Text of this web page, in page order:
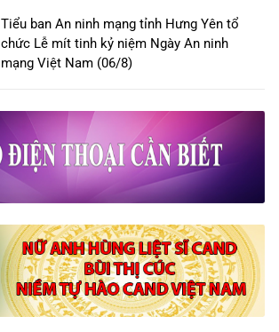
Tiểu ban An ninh mạng tỉnh Hưng Yên tổ
chức Lễ mít tinh kỷ niệm Ngày An ninh
mạng Việt Nam (06/8)